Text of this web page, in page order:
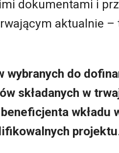
dokumentami i
aktualnie
wybranych do
składanych w
wkładu
projektu